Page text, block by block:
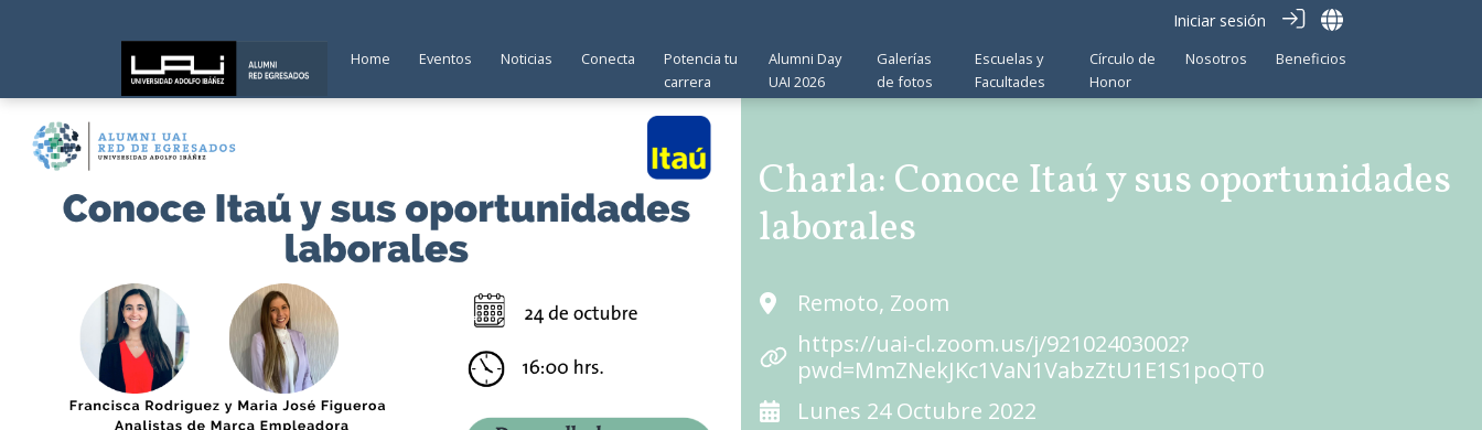
Iniciar sesión
Home Eventos Noticias Conecta
Potencia tu
carrera
Alumni Day
UAI 2026
Galerías
de fotos
Escuelas y
Facultades
Círculo de
Honor
Nosotros Beneficios
Charla: Conoce Itaú y sus oportunidades
laborales
Remoto, Zoom
https://uai-cl.zoom.us/j/92102403002?
pwd=MmZNekJKc1VaN1VabzZtU1E1S1poQT0
Lunes 24 Octubre 2022